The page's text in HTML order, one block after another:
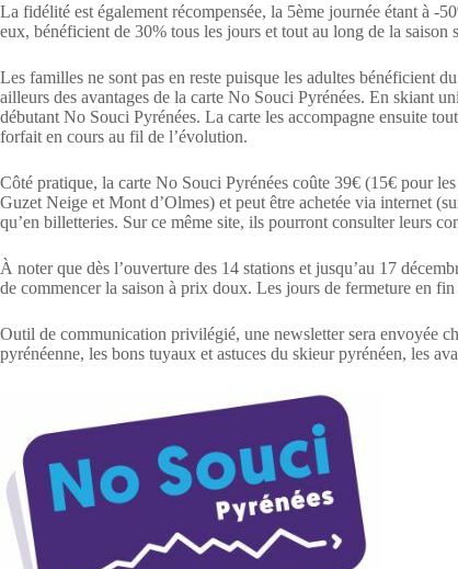
La fidélité est également récompensée, la 5ème journée étant à -
eux, bénéficient de 30% tous les jours et tout au long de la
Les familles ne sont pas en reste puisque les adultes bénéficient
ailleurs des avantages de la carte No Souci Pyrénées. En skiant
débutant No Souci Pyrénées. La carte les accompagne ensuite
forfait en cours au fil de l’évolution.
Côté pratique, la carte No Souci Pyrénées coûte 39€ (15€ pour
Guzet Neige et Mont d’Olmes) et peut être achetée via internet
qu’en billetteries. Sur ce même site, ils pourront consulter leurs
À noter que dès l’ouverture des 14 stations et jusqu’au 17
de commencer la saison à prix doux. Les jours de fermeture en
Outil de communication privilégié, une newsletter sera envoyée
pyrénéenne, les bons tuyaux et astuces du skieur pyrénéen, les